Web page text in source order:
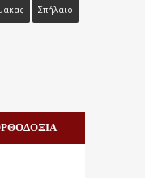
Σπήλαιο